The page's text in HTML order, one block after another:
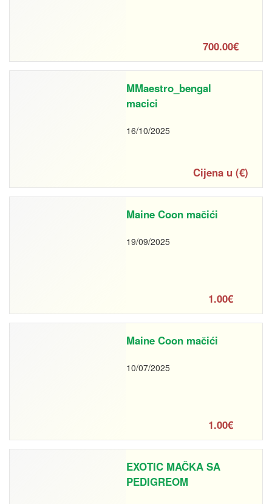
700.00€
MMaestro_bengal
macici
16/10/2025
Cijena u (€)
Maine Coon mačići
19/09/2025
1.00€
Maine Coon mačići
10/07/2025
1.00€
EXOTIC MAČKA SA
PEDIGREOM